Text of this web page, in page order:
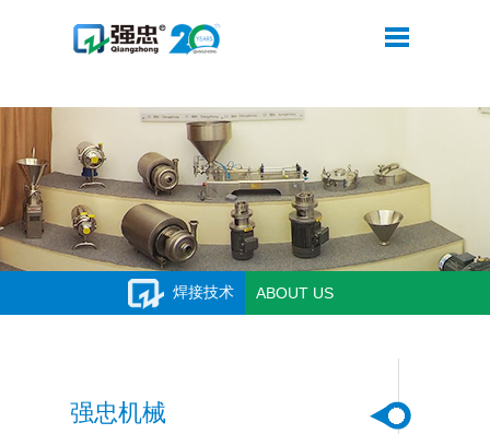
米兰体育·公司网站登录入口
焊接技术 ABOUT US
强忠机械